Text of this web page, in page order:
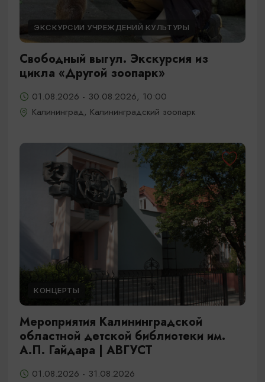
ЭКСКУРСИИ УЧРЕЖДЕНИЙ КУЛЬТУРЫ
Свободный выгул. Экскурсия из
цикла «Другой зоопарк»
01.08.2026 - 30.08.2026, 10:00
Калининград, Калининградский зоопарк
КОНЦЕРТЫ
Мероприятия Калининградской
областной детской библиотеки им.
А.П. Гайдара | АВГУСТ
01.08.2026 - 31.08.2026